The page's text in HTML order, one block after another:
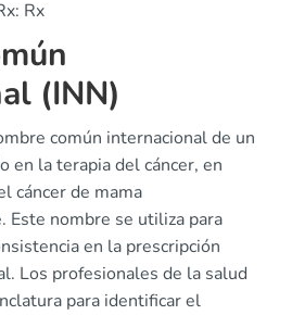
Rx
(INN)
común internacional de un
en la terapia del cáncer, en
cáncer de mama
Este nombre se utiliza para
en la prescripción
Los profesionales de la salud
para identificar el